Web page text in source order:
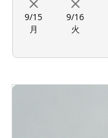
9/15
月
9/16
火